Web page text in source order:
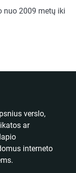
nuo 2009 metų iki
verslo,
ar
interneto